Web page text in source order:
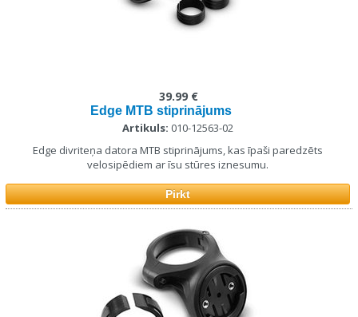
Edge MTB stiprinājums
Artikuls: 010-12563-02
Edge divriteņa datora MTB stiprinājums, kas īpaši paredzēts
velosipēdiem ar īsu stūres iznesumu.
39.99 €
Pirkt